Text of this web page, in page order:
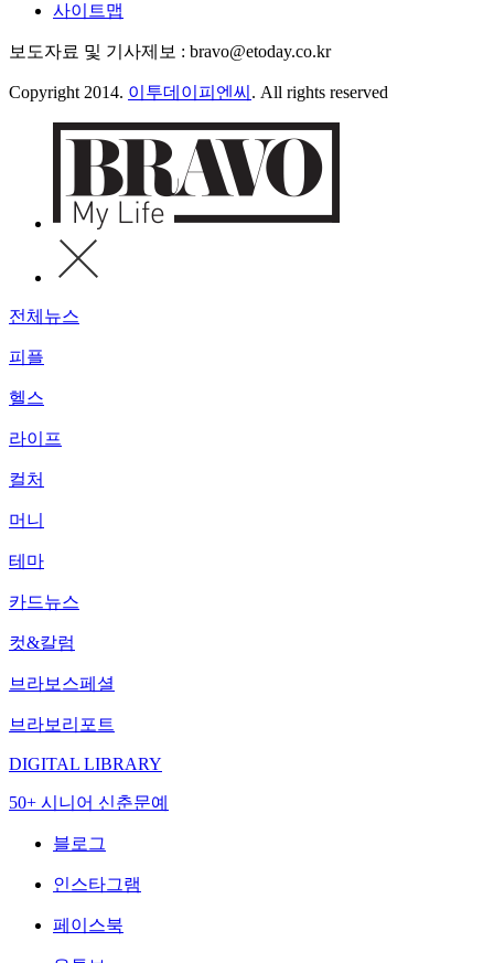
사이트맵
보도자료 및 기사제보 : bravo@etoday.co.kr
Copyright 2014. 이투데이피엔씨 . All rights reserved
전체뉴스
피플
헬스
라이프
컬처
머니
테마
카드뉴스
컷&칼럼
브라보스페셜
브라보리포트
DIGITAL LIBRARY
50+ 시니어 신춘문예
블로그
인스타그램
페이스북